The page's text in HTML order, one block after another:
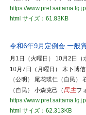
https://
html サイズ：61.83KB
令和6年9月定例会 一般
月1日（火曜日） 10月2日（
10月7日（月曜日） 木下博
（公明） 尾花瑛仁（自民）
（自民） 小森克己（ 民主フ
https://
html サイズ：62.313KB